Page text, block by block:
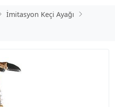
İmitasyon Keçi Ayağı